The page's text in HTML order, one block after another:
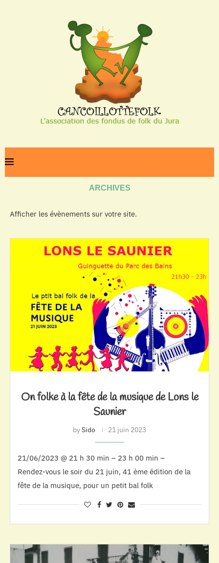
ARCHIVES
Afficher les évènements sur votre site.
On folke à la fête de la musique de Lons le
Saunier
bySido 21 juin 2023
21/06/2023 @ 21 h 30 min – 23 h 00 min –
Rendez-vous le soir du 21 juin, 41 ème édition de la
fête de la musique, pour un petit bal folk